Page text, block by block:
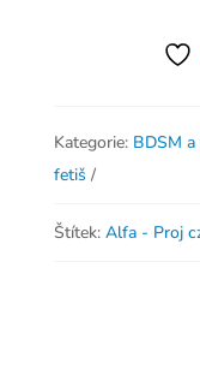
Kategorie: BDSM
fetiš
Štítek: Alfa - Proj